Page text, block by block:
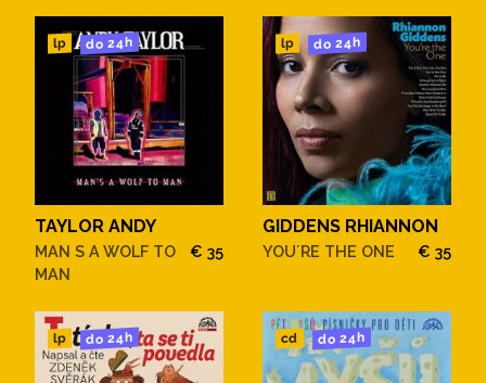
lp do 24h
TAYLOR ANDY
MAN S A WOLF TO
MAN
€ 35
lp do 24h
GIDDENS RHIANNON
YOU´RE THE ONE € 35
lp do 24h cd do 24h